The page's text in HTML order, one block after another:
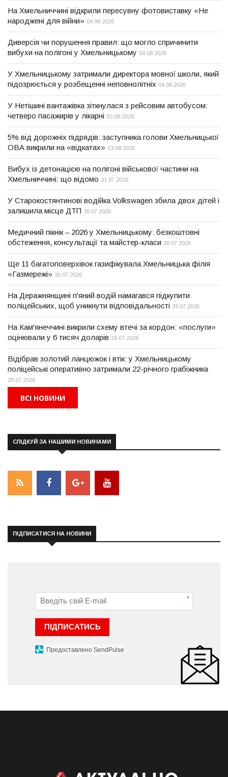
На Хмельниччині відкрили пересувну фотовиставку «Не
народжені для війни» 04.08.2026
Диверсія чи порушення правил: що могло спричинити
вибухи на полігоні у Хмельницькому 04.08.2026
У Хмельницькому затримали директора мовної школи, який
підозрюється у розбещенні неповнолітніх 04.08.2026
У Нетішині вантажівка зіткнулася з рейсовим автобусом:
четверо пасажирів у лікарні 03.08.2026
5% від дорожніх підрядів: заступника голови Хмельницької
ОВА викрили на «відкатах» 03.08.2026
Вибух із детонацією на полігоні військової частини на
Хмельниччині: що відомо 31.07.2026
У Старокостянтинові водійка Volkswagen збила двох дітей і
залишила місце ДТП 30.07.2026
Медичний пікнік – 2026 у Хмельницькому: безкоштовні
обстеження, консультації та майстер-класи 30.07.2026
Ще 11 багатоповерхівок газифікувала Хмельницька філія
«Газмережі» 30.07.2026
На Деражнянщині п'яний водій намагався підкупити
поліцейських, щоб уникнути відповідальності 29.07.2026
На Кам'янеччині викрили схему втечі за кордон: «послуги»
оцінювали у 6 тисяч доларів 29.07.2026
Відібрав золотий ланцюжок і втік: у Хмельницькому
поліцейські оперативно затримали 22-річного грабіжника
29.07.2026
ВСІ НОВИНИ
СЛІДКУЙ ЗА НАШИМИ НОВИНАМИ
ПІДПИСАТИСЯ НА НОВИНИ
*
ПІДПИСАТИСЬ
Предоставлено SendPulse